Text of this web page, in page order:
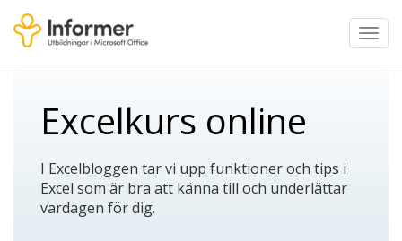
Excelkurs online
I Excelbloggen tar vi upp funktioner och tips i
Excel som är bra att känna till och underlättar
vardagen för dig.